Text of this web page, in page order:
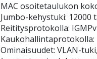
MAC osoitetaulukon
Jumbo-kehystuki: 12000
Reititysprotokolla:
Kaukohallintaprotokolla:
Ominaisuudet: VLAN-